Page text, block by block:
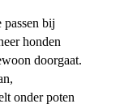
passen bij
honden
doorgaat.​
onder poten